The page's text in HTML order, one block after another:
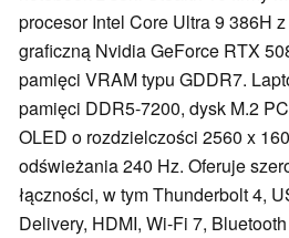
procesor Intel Core Ultra 9 386H
graficzną Nvidia GeForce RTX
pamięci VRAM typu GDDR7.
pamięci DDR5-7200, dysk M.2
OLED o rozdzielczości 2560 x
odświeżania 240 Hz. Oferuje
łączności, w tym Thunderbolt 4,
Delivery, HDMI, Wi-Fi 7,